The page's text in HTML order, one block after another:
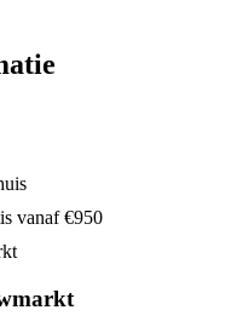
vanaf €950